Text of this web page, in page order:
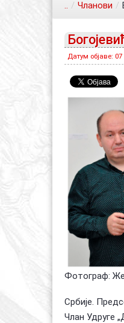
.. / Чланови /
Датум објаве:
Фотограф:
Србије.
Члан Удруге